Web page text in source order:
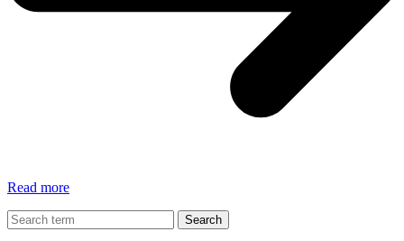
Read moreaTimeLogger
App
Search